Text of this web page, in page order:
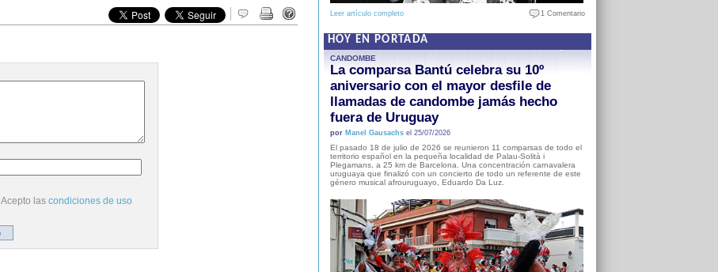
Acepto las condiciones de uso
Leer artículo completo 1 Comentario
HOY EN PORTADA
CANDOMBE
La comparsa Bantú celebra su 10º
aniversario con el mayor desfile de
llamadas de candombe jamás hecho
fuera de Uruguay
por Manel Gausachsel 25/07/2026
El pasado 18 de julio de 2026 se reunieron 11 comparsas de todo el
territorio español en la pequeña localidad de Palau-Solità i
Plegamans, a 25 km de Barcelona. Una concentración carnavalera
uruguaya que finalizó con un concierto de todo un referente de este
género musical afrouruguayo, Eduardo Da Luz.